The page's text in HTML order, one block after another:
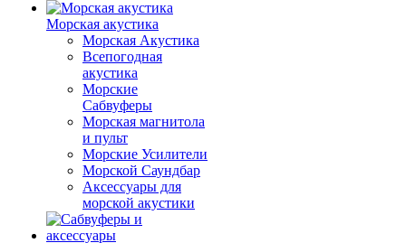
Морская акустика
Морская Акустика
Всепогодная
акустика
Морские
Сабвуферы
Морская магнитола
и пульт
Морские Усилители
Морской Cаундбар
Аксессуары для
морской акустики